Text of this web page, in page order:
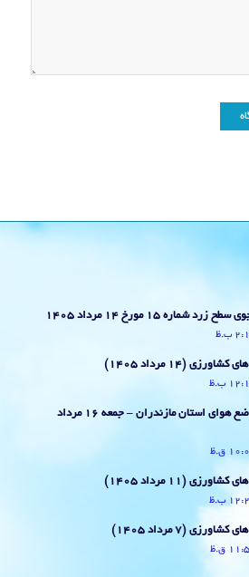
15 مورخ 14 مرداد 1405
(14 مرداد ۱۴۰۵)
پیش بینی 7 روزه وضع هوای استان مازندران – جمعه 16 مرداد
(11 مرداد ۱۴۰۵)
(7 مرداد ۱۴۰۵)